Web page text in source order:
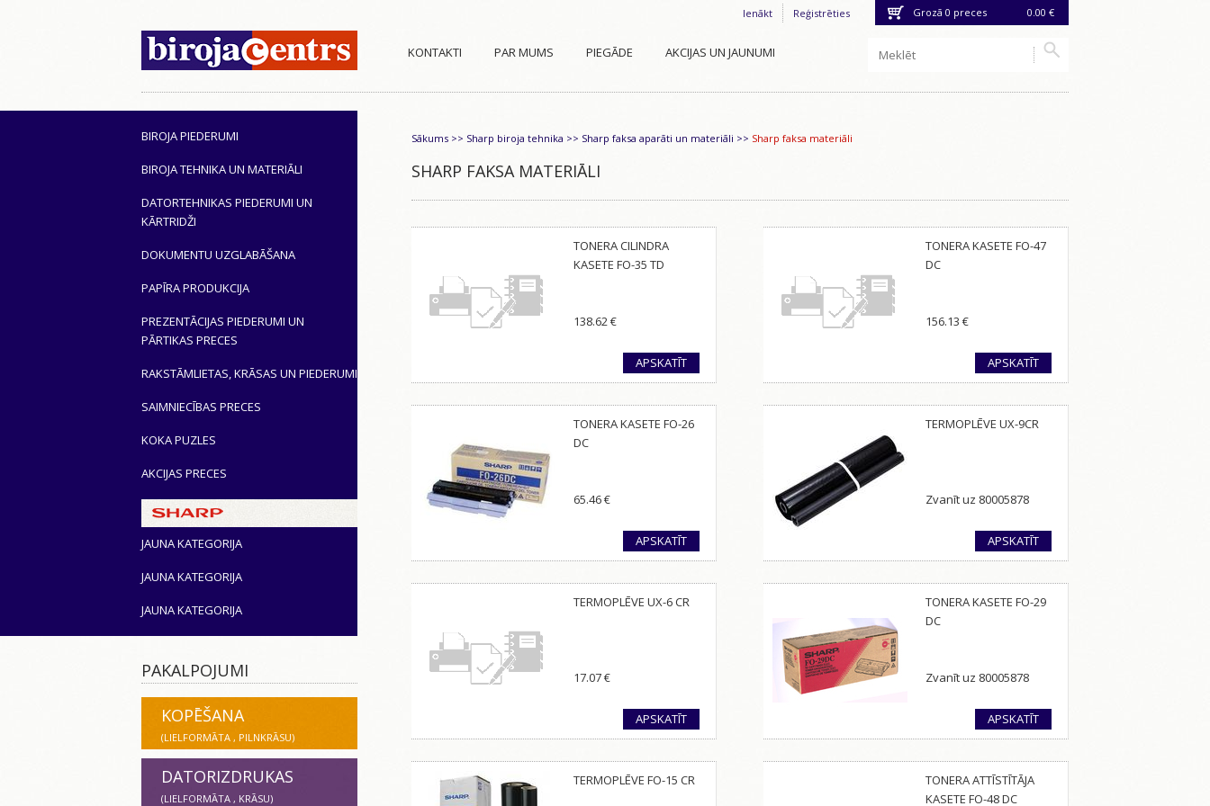
Grozā 0 preces 0.00 €
Ienākt Reģistrēties
KONTAKTI PAR MUMS PIEGĀDE AKCIJAS UN JAUNUMI
BIROJA PIEDERUMI
BIROJA TEHNIKA UN MATERIĀLI
DATORTEHNIKAS PIEDERUMI UN
KĀRTRIDŽI
DOKUMENTU UZGLABĀŠANA
PAPĪRA PRODUKCIJA
PREZENTĀCIJAS PIEDERUMI UN
PĀRTIKAS PRECES
RAKSTĀMLIETAS, KRĀSAS UN PIEDERUMI
SAIMNIECĪBAS PRECES
KOKA PUZLES
AKCIJAS PRECES
JAUNA KATEGORIJA
JAUNA KATEGORIJA
JAUNA KATEGORIJA
Sākums >> Sharp biroja tehnika >> Sharp faksa aparāti un materiāli >> Sharp faksa materiāli
SHARP FAKSA MATERIĀLI
TONERA CILINDRA
KASETE FO-35 TD
138.62€
APSKATĪT
TONERA KASETE FO-47
DC
156.13 €
APSKATĪT
TONERA KASETE FO-26
DC
65.46€
APSKATĪT
TERMOPLĒVE UX-9CR
Zvanīt uz 80005878
APSKATĪT
TERMOPLĒVE UX-6 CR
17.07€
APSKATĪT
TONERA KASETE FO-29
DC
Zvanīt uz 80005878
APSKATĪT
TERMOPLĒVE FO-15 CR
TONERA ATTĪSTĪTĀJA
KASETE FO-48 DC
PAKALPOJUMI
KOPĒŠANA
(LIELFORMĀTA , PILNKRĀSU)
DATORIZDRUKAS
(LIELFORMĀTA , KRĀSU)